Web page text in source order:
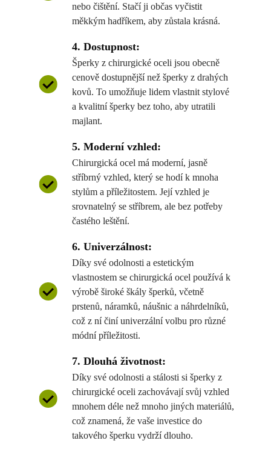
nebo čištění. Stačí ji občas vyčistit
měkkým hadříkem, aby zůstala krásná.
4. Dostupnost:
Šperky z chirurgické oceli jsou obecně
cenově dostupnější než šperky z drahých
kovů. To umožňuje lidem vlastnit stylové
a kvalitní šperky bez toho, aby utratili
majlant.
5. Moderní vzhled:
Chirurgická ocel má moderní, jasně
stříbrný vzhled, který se hodí k mnoha
stylům a příležitostem. Její vzhled je
srovnatelný se stříbrem, ale bez potřeby
častého leštění.
6. Univerzálnost:
Díky své odolnosti a estetickým
vlastnostem se chirurgická ocel používá k
výrobě široké škály šperků, včetně
prstenů, náramků, náušnic a náhrdelníků,
což z ní činí univerzální volbu pro různé
módní příležitosti.
7. Dlouhá životnost:
Díky své odolnosti a stálosti si šperky z
chirurgické oceli zachovávají svůj vzhled
mnohem déle než mnoho jiných materiálů,
což znamená, že vaše investice do
takového šperku vydrží dlouho.